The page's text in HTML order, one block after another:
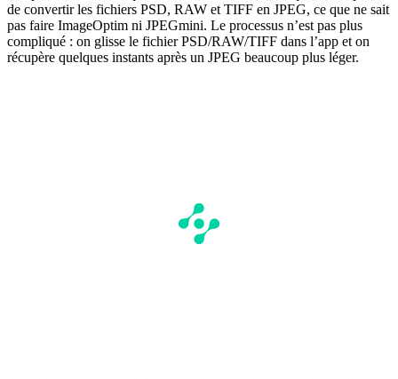
de convertir les fichiers PSD, RAW et TIFF en JPEG, ce que ne sait
pas faire ImageOptim ni JPEGmini. Le processus n’est pas plus
compliqué : on glisse le fichier PSD/RAW/TIFF dans l’app et on
récupère quelques instants après un JPEG beaucoup plus léger.